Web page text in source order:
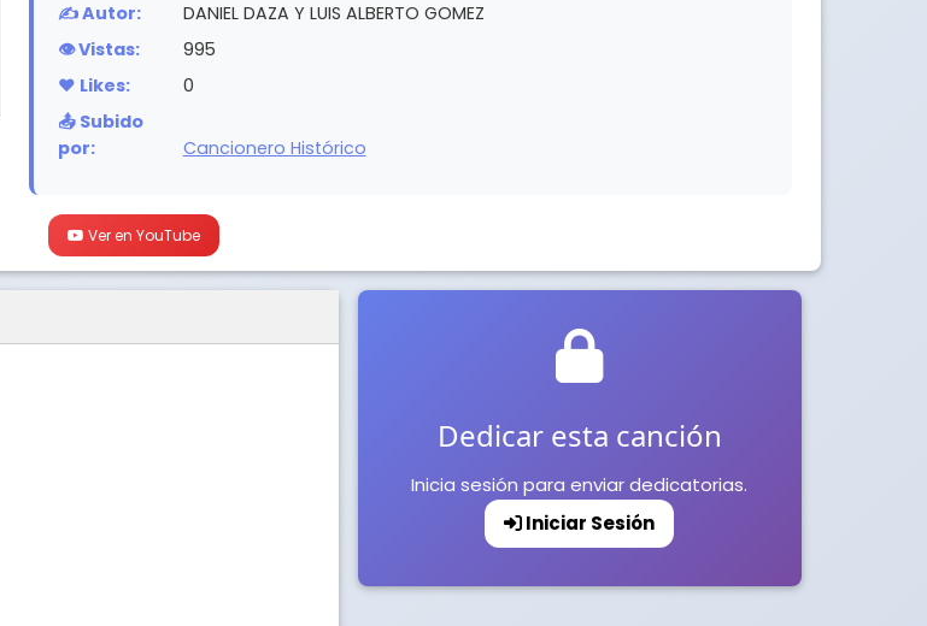
✍️ Autor:
DANIEL DAZA Y LUIS ALBERTO GOMEZ
👁️ Vistas:
995
❤️ Likes:
0
📤 Subido
por:
Cancionero Histórico
Ver en YouTube
Dedicar esta canción
Inicia sesión para enviar dedicatorias.
Iniciar Sesión